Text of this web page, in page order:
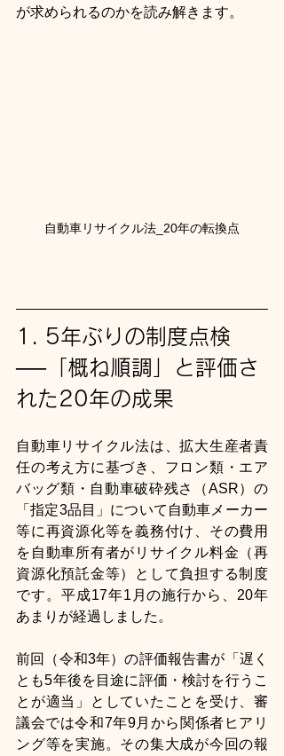
が求められるのかを読み解きます。
自動車リサイクル法_20年の転換点
1. 5年ぶりの制度点検
──「概ね順調」と評価さ
れた20年の成果
自動車リサイクル法は、拡大生産者責
任の考え方に基づき、フロン類・エア
バッグ類・自動車破砕残さ（ASR）の
「指定3品目」について自動車メーカー
等に再資源化等を義務付け、その費用
を自動車所有者がリサイクル料金（再
資源化預託金等）として負担する制度
です。平成17年1月の施行から、20年
あまりが経過しました。
前回（令和3年）の評価報告書が「遅く
とも5年後を目途に評価・検討を行うこ
とが適当」としていたことを受け、審
議会では令和7年9月から関係者ヒアリ
ング等を実施。その集大成が今回の報